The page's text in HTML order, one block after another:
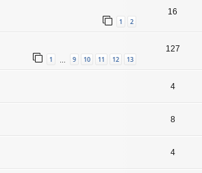
1 2
16
1 9 10 11 12 13
127
4
8
4